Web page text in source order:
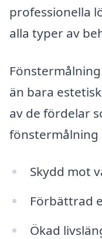
professionella
alla typer av
än bara
av de fördelar
fönstermålning
Skydd mot
Förbättrad
Ökad